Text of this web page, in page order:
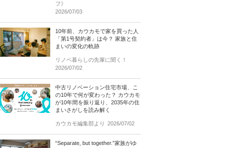
フ》
2026/07/03
10年前、カウカモで家を買った人
「第1号契約者」は今？ 家族と住
まいの変化の軌跡
リノベ暮らしの先輩に聞く！
2026/07/02
中古リノベーション住宅市場、こ
の10年で何が変わった？ カウカモ
が10年間を振り返り、2035年の住
まいさがしを読み解く
カウカモ編集部より 2026/07/02
“Separate, but together.”家族がゆ